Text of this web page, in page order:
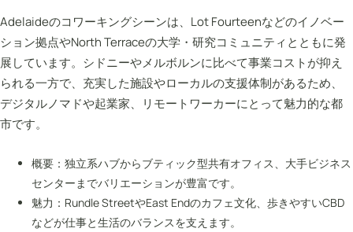
Adelaideのコワーキングシーンは、Lot Fourteenなどのイノベー
ション拠点やNorth Terraceの大学・研究コミュニティとともに発
展しています。シドニーやメルボルンに比べて事業コストが抑え
られる一方で、充実した施設やローカルの支援体制があるため、
デジタルノマドや起業家、リモートワーカーにとって魅力的な都
市です。
概要：独立系ハブからブティック型共有オフィス、大手ビジネス
センターまでバリエーションが豊富です。
魅力：Rundle StreetやEast Endのカフェ文化、歩きやすいCBD
などが仕事と生活のバランスを支えます。